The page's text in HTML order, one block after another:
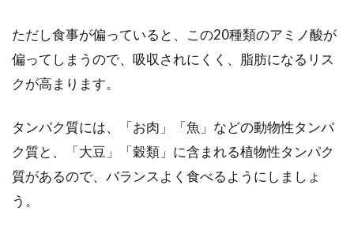
とが多いですが、きっかけはどのようなときで
しょうか。...
米ぬかで健康的ダイエット。米ぬか
ケーキを食べて痩せよう！
ただし食事が偏っていると、この20種類のアミノ酸が
偏ってしまうので、吸収されにくく、脂肪になるリス
クが高まります。
タンパク質には、「お肉」「魚」などの動物性タンパ
ク質と、「大豆」「穀類」に含まれる植物性タンパク
質があるので、バランスよく食べるようにしましょ
う。